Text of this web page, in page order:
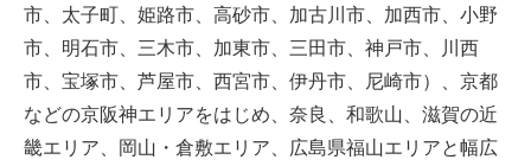
市、太子町、姫路市、高砂市、加古川市、加西市、小野
市、明石市、三木市、加東市、三田市、神戸市、川西
市、宝塚市、芦屋市、西宮市、伊丹市、尼崎市）、京都
などの京阪神エリアをはじめ、奈良、和歌山、滋賀の近
畿エリア、岡山・倉敷エリア、広島県福山エリアと幅広